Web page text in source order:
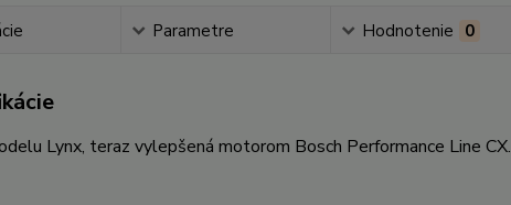
Parametre Hodnotenie 0
Lynx, teraz vylepšená motorom Bosch Performance Line CX.